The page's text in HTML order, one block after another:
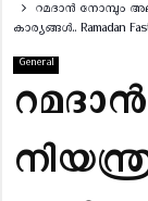
റമദാൻ നോമ്പും
കാര്യങ്ങൾ.. Ramadan
General